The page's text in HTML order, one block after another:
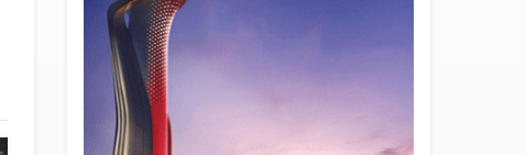
6 saat önce
Elektrikli uçaklar Avrupa’da
kısa rotalara hazırlanıyor